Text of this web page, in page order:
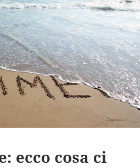
ecco cosa ci